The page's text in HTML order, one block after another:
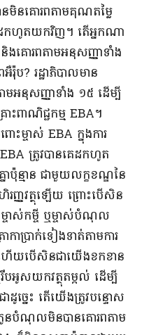
មិន​គោរព​តាម​គុណ​តម្លៃ​
កហូត​យក​វិញ​។ តើ​អ្នកណា​
ង​គោរព​តាម​អនុសញ្ញា​ទាំង
​? រដ្ឋាភិបាល​មាន​
ាម​អនុសញ្ញា​ទាំង ១៥ ដើម្បី​
ោះ​ពាណិជ្ជកម្ម EBA​។
ះ​ម្ចាស់ EBA ក្នុង​ការ
EBA ត្រូវបាន​គេ​ដកហូត​
ន្មាន ជាមួយ​លក្ខខណ្ឌ​នៃ​
ហិរញ្ញវត្ថុ​ឡើយ ព្រោះ​បើសិន
ចាស់​កម្ចី ឬ​ម្ចាស់បំណុល
កា​ប្រាក់​ទៀងទាត់​តាម​ការ
ើយ​បើសិនជា​យើង​ខកខាន​
បអូស​យក​វត្ថុ​តម្កល់ ដើម្បី​
េះ តើ​យើង​ត្រូវ​បន្ទោស​
ា​កូនបំណុល​មិនបាន​គោរព​តាម​